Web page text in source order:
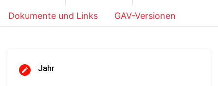
Dokumente und Links GAV-Versionen
Jahr